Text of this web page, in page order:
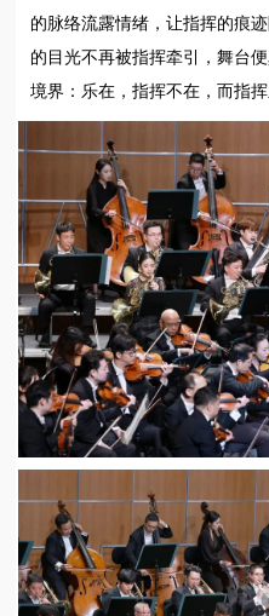
的脉络流露情绪，让指挥的痕
的目光不再被指挥牵引，舞台
境界：乐在，指挥不在，而指挥